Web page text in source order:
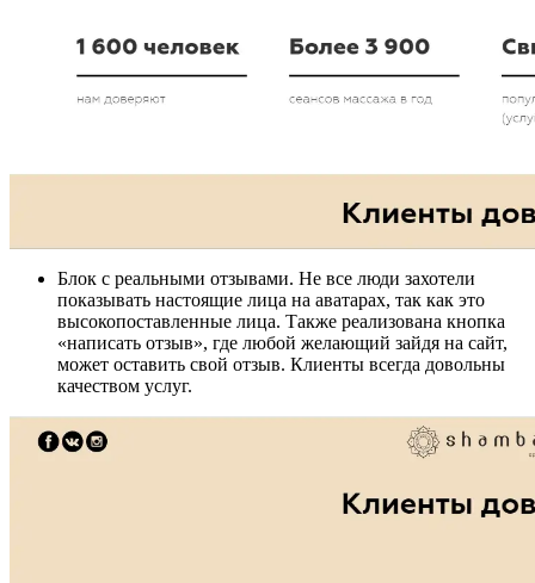
Блок с реальными отзывами. Не все люди захотели
показывать настоящие лица на аватарах, так как это
высокопоставленные лица. Также реализована кнопка
«написать отзыв», где любой желающий зайдя на сайт,
может оставить свой отзыв. Клиенты всегда довольны
качеством услуг.